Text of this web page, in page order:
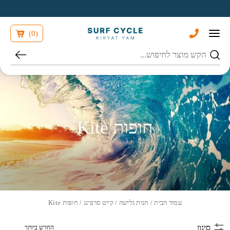
חיפוש
(
0
)
חופות Kite
עמוד הבית/ חנות גלישה /קייט סרפינג / חופות Kite
סינון